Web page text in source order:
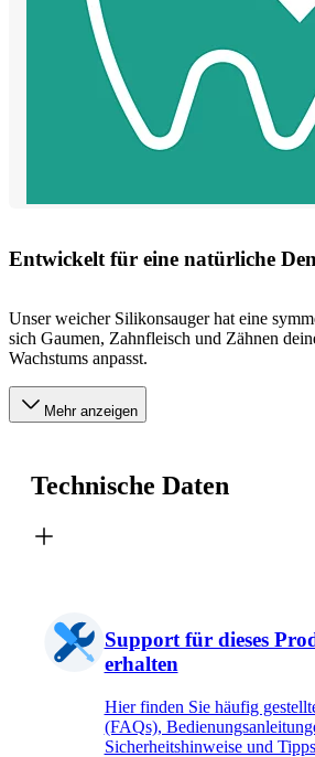
Entwickelt für eine natürliche
Unser weicher Silikonsauger hat eine
sich Gaumen, Zahnfleisch und Zähnen
Wachstums anpasst.
Mehr anzeigen
Technische Daten
Support für dieses
erhalten
Hier finden Sie häufig
(FAQs),
Sicherheitshinweise und Tipps